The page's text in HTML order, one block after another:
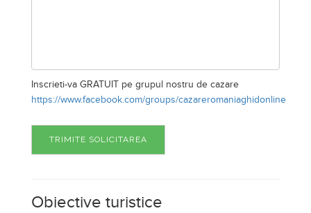
Inscrieti-va GRATUIT pe grupul nostru de cazare
https://www.facebook.com/groups/cazareromaniaghidonline
TRIMITE SOLICITAREA
Obiective turistice